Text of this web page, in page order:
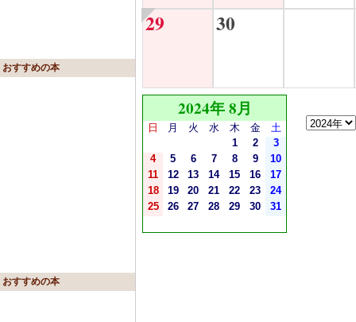
おすすめの本
おすすめの本
29 30
2024年 8月
日 月 火 水 木 金
土
1
2
3
4
5 6 7 8 9
10
11
12 13 14 15 16
17
18
19 20 21 22 23
24
25
26 27 28 29 30 31